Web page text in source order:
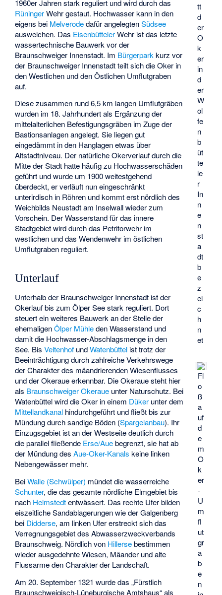
tt
d
er
O
k
er
in
d
er
W
ol
fe
n
b
üt
te
le
r
In
n
e
n
st
a
dt
b
e
z
ei
c
h
n
et
Fl
o
ß
a
uf
d
e
m
O
k
er
-
U
m
fl
ut
gr
a
b
e
n
1960er Jahren stark reguliert und wird durch das
RüningerWehr gestaut. Hochwasser kann in den
eigens bei Melverodedafür angelegtenSüdsee
ausweichen. Das EisenbüttelerWehr ist das letzte
wassertechnische Bauwerk vor der
Braunschweiger Innenstadt. Im Bürgerpark kurz vor
der Braunschweiger Innenstadt teilt sich die Oker in
den Westlichen und den Östlichen Umflutgraben
auf.
Diese zusammen rund 6,5 km langen Umflutgräben
wurden im 18. Jahrhundert als Ergänzung der
mittelalterlichen Befestigungsgräben im Zuge der
Bastionsanlagen angelegt. Sie liegen gut
eingedämmt in den Hanglagen etwas über
Altstadtniveau. Der natürliche Okerverlauf durch die
Mitte der Stadt hatte häufig zu Hochwasserschäden
geführt und wurde um 1900 weitestgehend
überdeckt, er verläuft nun eingeschränkt
unterirdisch in Röhren und kommt erst nördlich des
Weichbilds Neustadt am Inselwall wieder zum
Vorschein. Der Wasserstand für das innere
Stadtgebiet wird durch das Petritorwehr im
westlichen und das Wendenwehr im östlichen
Umflutgraben reguliert.
Unterlauf
Unterhalb der Braunschweiger Innenstadt ist der
Okerlauf bis zumÖlper Seestark reguliert. Dort
steuert ein weiteres Bauwerk an der Stelle der
ehemaligenÖlper Mühleden Wasserstand und
damit die Hochwasser-Abschlagsmenge in den
See. BisVeltenhof undWatenbüttel ist trotz der
Beeinträchtigung durch zahlreiche Verkehrswege
der Charakter des mäandrierenden Wiesenflusses
und der Okeraue erkennbar. Die Okeraue steht hier
als Braunschweiger Okeraue unter Naturschutz. Bei
Watenbüttel wird die Oker in einem Düker unter dem
Mittellandkanal hindurchgeführt und fließt bis zur
Mündung durch sandige Böden (Spargelanbau). Ihr
Einzugsgebiet ist an der Westseite deutlich durch
die parallel fließende Erse/Auebegrenzt, sie hat ab
der Mündung desAue-Oker-Kanals keine linken
Nebengewässer mehr.
BeiWalle (Schwülper) mündet die wasserreiche
Schunter, die das gesamte nördliche Elmgebiet bis
nach Helmstedtentwässert. Das rechte Ufer bilden
eiszeitliche Sandablagerungen wie der Galgenberg
bei Didderse, am linken Ufer erstreckt sich das
Verregnungsgebiet des Abwasserzweckverbands
Braunschweig. Nördlich von Hillersebestimmen
wieder ausgedehnte Wiesen, Mäander und alte
Flussarme den Charakter der Landschaft.
Am 20. September 1321 wurde das „Fürstlich
Braunschweigisch-Lüneburgische Amtshaus“ als